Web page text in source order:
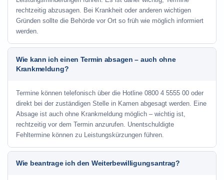
rechtzeitig abzusagen. Bei Krankheit oder anderen wichtigen
Gründen sollte die Behörde vor Ort so früh wie möglich informiert
werden.
Wie kann ich einen Termin absagen – auch ohne
Krankmeldung?
Termine können telefonisch über die Hotline 0800 4 5555 00 oder
direkt bei der zuständigen Stelle in Kamen abgesagt werden. Eine
Absage ist auch ohne Krankmeldung möglich – wichtig ist,
rechtzeitig vor dem Termin anzurufen. Unentschuldigte
Fehltermine können zu Leistungskürzungen führen.
Wie beantrage ich den Weiterbewilligungsantrag?